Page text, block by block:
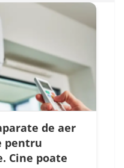
de aer
pentru
Cine poate